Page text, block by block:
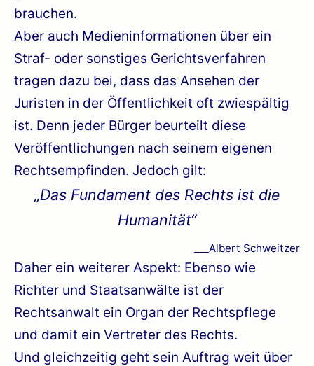
brauchen.
Aber auch Medieninformationen über ein
Straf- oder sonstiges Gerichtsverfahren
tragen dazu bei, dass das Ansehen der
Juristen in der Öffentlichkeit oft zwiespältig
ist. Denn jeder Bürger beurteilt diese
Veröffentlichungen nach seinem eigenen
Rechtsempfinden. Jedoch gilt:
„Das Fundament des Rechts ist die
Humanität“
___Albert Schweitzer
Daher ein weiterer Aspekt: Ebenso wie
Richter und Staatsanwälte ist der
Rechtsanwalt ein Organ der Rechtspflege
und damit ein Vertreter des Rechts.
Und gleichzeitig geht sein Auftrag weit über